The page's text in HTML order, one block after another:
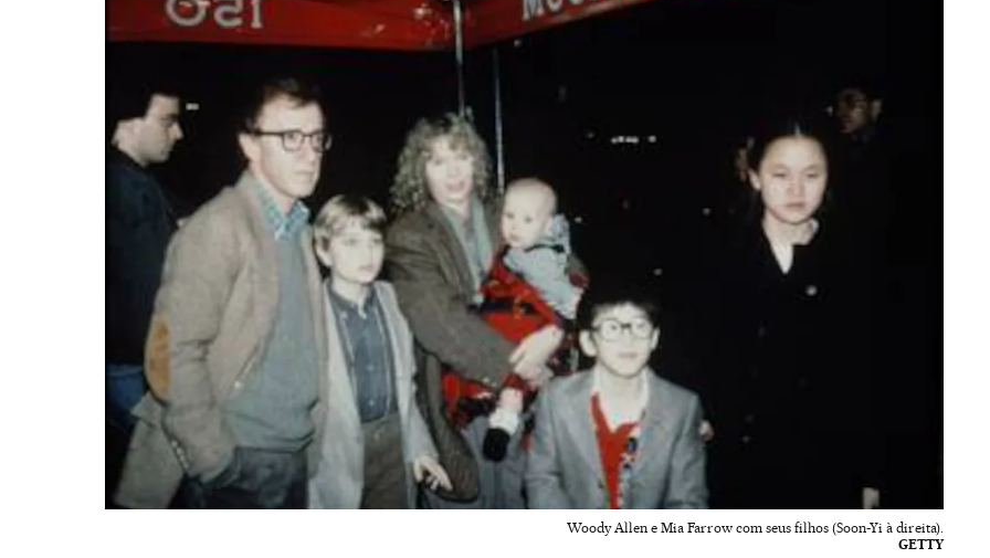
Woody Allen e Mia Farrow com seus filhos (Soon-Yi à direita).
GETTY